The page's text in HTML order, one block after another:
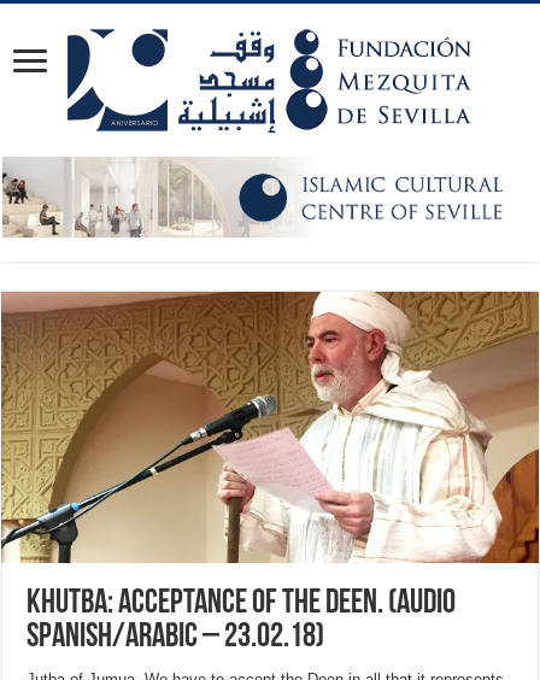
Khutba: Acceptance of the Deen. (Audio
Spanish/Arabic – 23.02.18)